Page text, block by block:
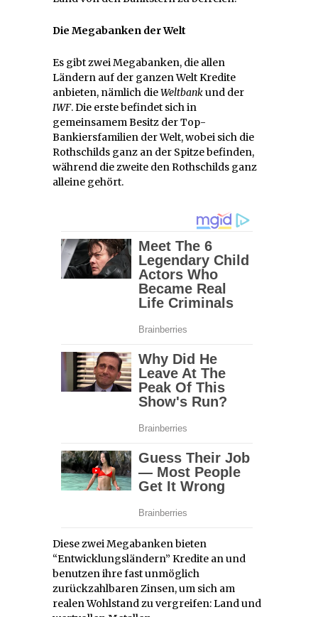
Die Megabanken der Welt
Es gibt zwei Megabanken, die allen
Ländern auf der ganzen Welt Kredite
anbieten, nämlich dieWeltbankund der
IWF. Die erste befindet sich in
gemeinsamem Besitz der Top-
Bankiersfamilien der Welt, wobei sich die
Rothschilds ganz an der Spitze befinden,
während die zweite den Rothschilds ganz
alleine gehört.
Diese zwei Megabanken bieten
“Entwicklungsländern” Kredite an und
benutzen ihre fast unmöglich
zurückzahlbaren Zinsen, um sich am
realen Wohlstand zu vergreifen: Land und